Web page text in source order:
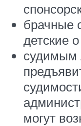
брачные
детские
судимым
могут